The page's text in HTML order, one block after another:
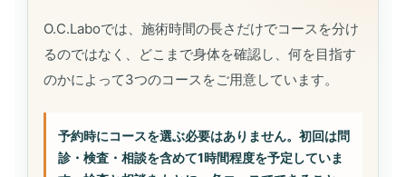
O.C.Laboでは、施術時間の長さだけでコースを分け
るのではなく、どこまで身体を確認し、何を目指す
のかによって3つのコースをご用意しています。
予約時にコースを選ぶ必要はありません。初回は問
診・検査・相談を含めて1時間程度を予定していま